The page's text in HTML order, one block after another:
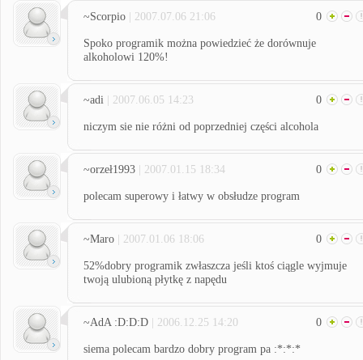
~Scorpio | 2007.07.06 21:06 0
Spoko programik można powiedzieć że dorównuje
alkoholowi 120%!
~adi | 2007.06.05 14:23 0
niczym sie nie różni od poprzedniej części alcohola
~orzeł1993 | 2007.01.15 18:34 0
polecam superowy i łatwy w obsłudze program
~Maro | 2007.01.06 18:06 0
52%dobry programik zwłaszcza jeśli ktoś ciągle wyjmuje
twoją ulubioną płytkę z napędu
~AdA :D:D:D | 2006.12.25 14:20 0
siema polecam bardzo dobry program pa :*:*:*